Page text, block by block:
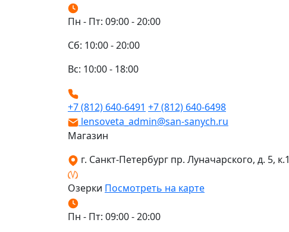
Пн - Пт: 09:00 - 20:00
Сб: 10:00 - 20:00
Вс: 10:00 - 18:00
+7 (812) 640-6491 +7 (812) 640-6498
lensoveta_admin@san-sanych.ru
Магазин
г. Санкт-Петербург пр. Луначарского, д. 5, к.1
Озерки Посмотреть на карте
Пн - Пт: 09:00 - 20:00